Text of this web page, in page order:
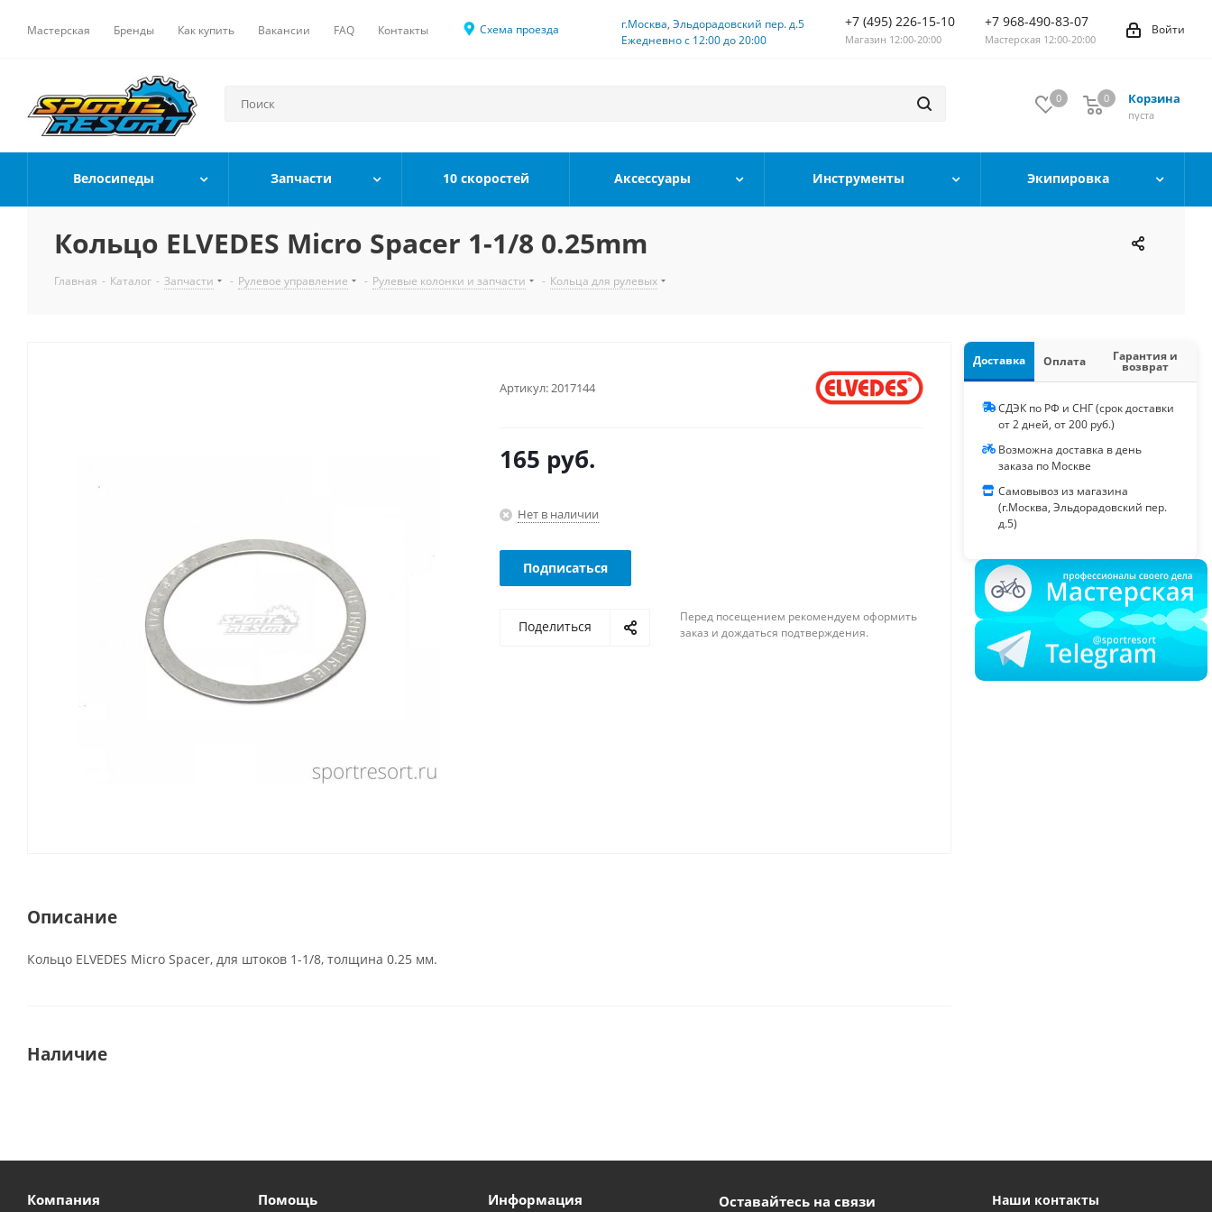
Мастерская Бренды Как купить Вакансии FAQ Контакты Схема проезда
г.Москва, Эльдорадовский пер. д.5
Ежедневно с 12:00 до 20:00
+7 (495) 226-15-10
Магазин 12:00-20:00
+7 968-490-83-07
Мастерская 12:00-20:00
Войти
0 Корзина
0
пуста
0
Велосипеды Запчасти 10 скоростей Аксессуары Инструменты Экипировка
Кольцо ELVEDES Micro Spacer 1-1/8 0.25mm
Главная - Каталог - Запчасти - Рулевое управление - Рулевые колонки и запчасти - Кольца для рулевых
Артикул:2017144
165 руб.
Нет в наличии
Подписаться
Поделиться
Перед посещением рекомендуем оформить
заказ и дождаться подтверждения.
Описание
Кольцо ELVEDES Micro Spacer, для штоков 1-1/8, толщина 0.25 мм.
Наличие
Доставка Оплата Гарантия и
возврат
СДЭК по РФ и СНГ (срок доставки
от 2 дней, от 200 руб.)
Возможна доставка в день
заказа по Москве
Самовывоз из магазина
(г.Москва, Эльдорадовский пер.
д.5)
Компания Помощь Информация Оставайтесь на связи Наши контакты